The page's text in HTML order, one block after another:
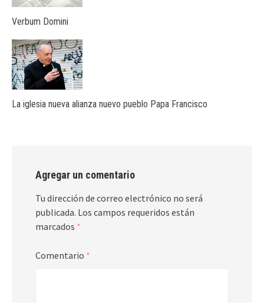
Verbum Domini
La iglesia nueva alianza nuevo pueblo Papa Francisco
Agregar un comentario
Tu dirección de correo electrónico no será
publicada. Los campos requeridos están
marcados *
Comentario *